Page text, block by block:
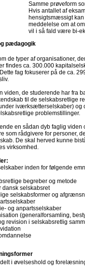
Samme prøveform
Hvis antallet af
hensigtsmæssigt kan
meddelelse om at
vil i så fald være bi-
pædagogik
de typer af organisationer,
findes ca. 300.000
fag fokuserer på de ca.
viden, de studerende har fra
til de selskabsretlige
iværksætterselskaber) og
problemstillinger.
en sådan dyb faglig
som rådgivere for personer,
De skal herved kunne
virksomhed.
inden for følgende
begreber og metode
dansk selskabsret
selskabsformer og
og anpartsselskaber
(generalforsamling,
revision i selskabsretlig
i øvelseshold og